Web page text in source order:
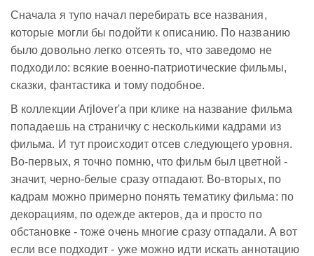
Сначала я тупо начал перебирать все названия,
которые могли бы подойти к описанию. По названию
было довольно легко отсеять то, что заведомо не
подходило: всякие военно-патриотические фильмы,
сказки, фантастика и тому подобное.
В коллекции Arjlover'а при клике на название фильма
попадаешь на страничку с несколькими кадрами из
фильма. И тут происходит отсев следующего уровня.
Во-первых, я точно помню, что фильм был цветной -
значит, черно-белые сразу отпадают. Во-вторых, по
кадрам можно примерно понять тематику фильма: по
декорациям, по одежде актеров, да и просто по
обстановке - тоже очень многие сразу отпадали. А вот
если все подходит - уже можно идти искать аннотацию